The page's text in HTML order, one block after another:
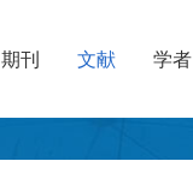
期刊 文献 学者